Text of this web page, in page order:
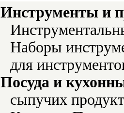
Инструменты и
Наборы
для
Посуда и
сыпучих